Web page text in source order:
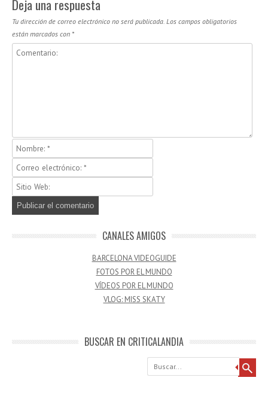
Deja una respuesta
Tu dirección de correo electrónico no será publicada. Los campos obligatorios
están marcados con *
CANALES AMIGOS
BARCELONA VIDEOGUIDE
FOTOS POR EL MUNDO
VÍDEOS POR EL MUNDO
VLOG: MISS SKATY
BUSCAR EN CRITICALANDIA
Buscar